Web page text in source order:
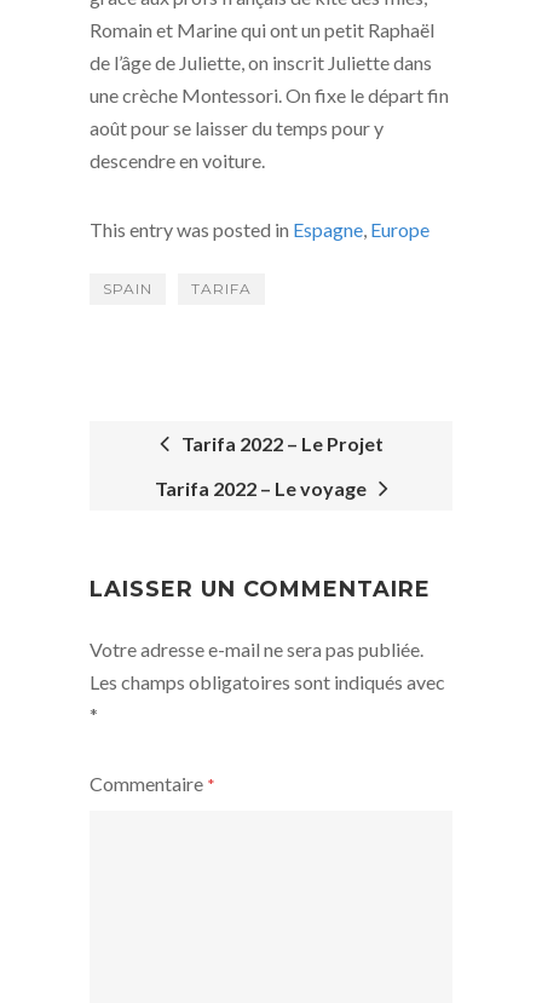
Romain et Marine qui ont un petit Raphaël
de l’âge de Juliette, on inscrit Juliette dans
une crèche Montessori. On fixe le départ fin
août pour se laisser du temps pour y
descendre en voiture.
This entry was posted in Espagne, Europe
SPAIN TARIFA
POST
Tarifa 2022 – Le Projet
Tarifa 2022 – Le voyage
LAISSER UN COMMENTAIRE
Votre adresse e-mail ne sera pas publiée.
Les champs obligatoires sont indiqués avec
*
Commentaire *